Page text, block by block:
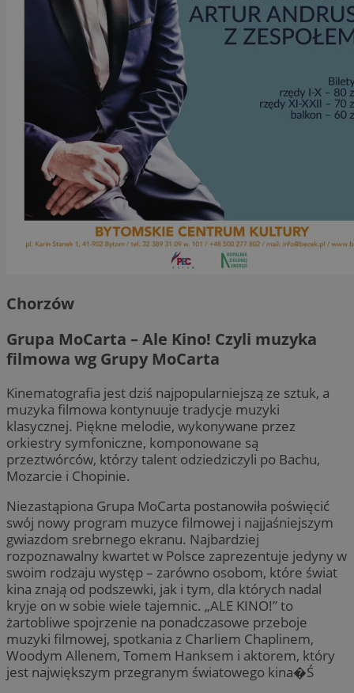
Chorzów
Grupa MoCarta – Ale Kino! Czyli muzyka
filmowa wg Grupy MoCarta
Kinematografia jest dziś najpopularniejszą ze sztuk, a
muzyka filmowa kontynuuje tradycje muzyki
klasycznej. Piękne melodie, wykonywane przez
orkiestry symfoniczne, komponowane są
przeztwórców, którzy talent odziedziczyli po Bachu,
Mozarcie i Chopinie.
Niezastąpiona Grupa MoCarta postanowiła poświęcić
swój nowy program muzyce filmowej i najjaśniejszym
gwiazdom srebrnego ekranu. Najbardziej
rozpoznawalny kwartet w Polsce zaprezentuje jedyny w
swoim rodzaju występ – zarówno osobom, które świat
kina znają od podszewki, jak i tym, dla których nadal
kryje on w sobie wiele tajemnic. „ALE KINO!” to
żartobliwe spojrzenie na ponadczasowe przeboje
muzyki filmowej, spotkania z Charliem Chaplinem,
Woodym Allenem, Tomem Hanksem i aktorem, który
jest największym przegranym światowego kina�Ś